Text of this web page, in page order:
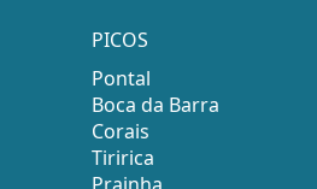
PICOS
Pontal
Boca da Barra
Corais
Tiririca